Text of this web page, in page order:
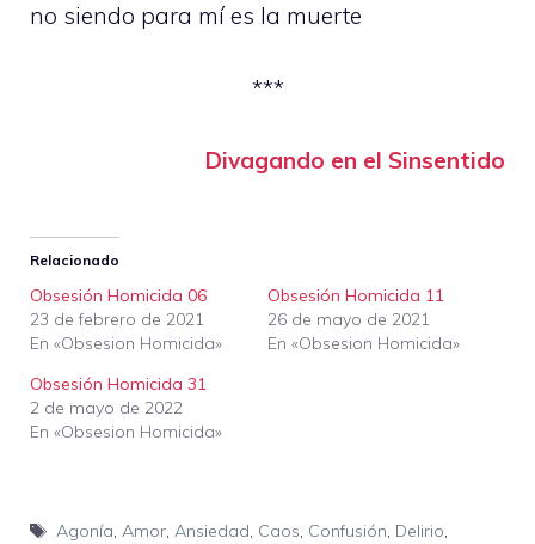
no siendo para mí es la muerte
***
Divagando en el Sinsentido
Relacionado
Obsesión Homicida 06
23 de febrero de 2021
En «Obsesion Homicida»
Obsesión Homicida 11
26 de mayo de 2021
En «Obsesion Homicida»
Obsesión Homicida 31
2 de mayo de 2022
En «Obsesion Homicida»
Etiquetas
Agonía, Amor, Ansiedad, Caos, Confusión, Delirio,